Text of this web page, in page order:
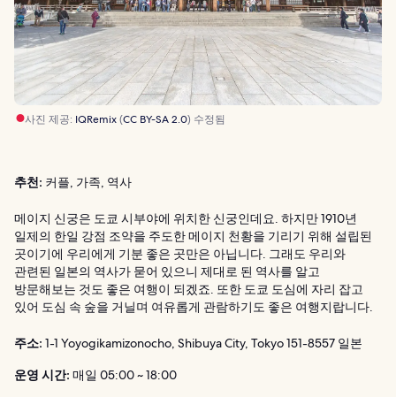
사진 제공: IQRemix(CC BY-SA 2.0) 수정됨
추천: 커플, 가족, 역사
메이지 신궁은 도쿄 시부야에 위치한 신궁인데요. 하지만 1910년
일제의 한일 강점 조약을 주도한 메이지 천황을 기리기 위해 설립된
곳이기에 우리에게 기분 좋은 곳만은 아닙니다. 그래도 우리와
관련된 일본의 역사가 묻어 있으니 제대로 된 역사를 알고
방문해보는 것도 좋은 여행이 되겠죠. 또한 도쿄 도심에 자리 잡고
있어 도심 속 숲을 거닐며 여유롭게 관람하기도 좋은 여행지랍니다.
주소: 1-1 Yoyogikamizonocho, Shibuya City, Tokyo 151-8557 일본
운영 시간: 매일 05:00 ~ 18:00